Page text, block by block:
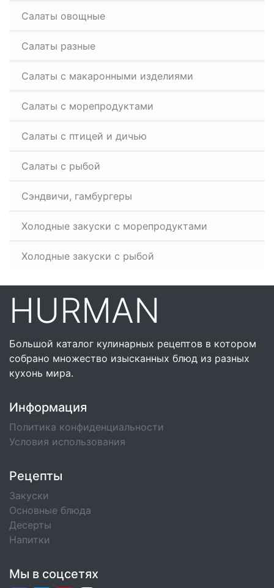
Салаты овощные
Салаты разные
Салаты с макаронными изделиями
Салаты с морепродуктами
Салаты с птицей и дичью
Салаты с рыбой
Сэндвичи, гамбургеры
Холодные закуски с морепродуктами
Холодные закуски с рыбой
HURMAN
Большой каталог кулинарных рецептов в котором
собрано множество изысканных блюд из разных
кухонь мира.
Информация
Политика конфиденциальности
Условия использования
Рецепты
Закуски
Основные блюда
Десерты
Напитки
Мы в соцсетях